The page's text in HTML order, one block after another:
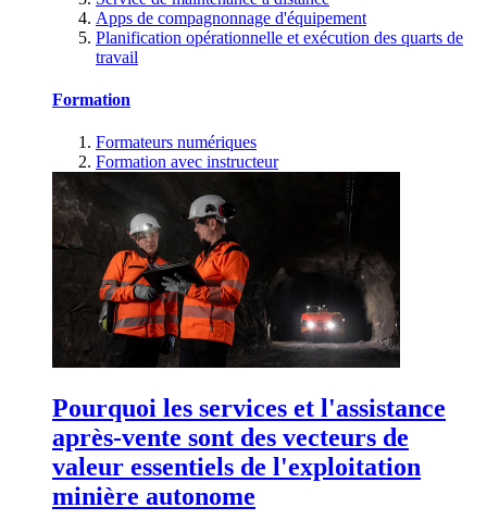
Apps de compagnonnage d'équipement
Planification opérationnelle et exécution des quarts de
travail
Formation
Formateurs numériques
Formation avec instructeur
Pourquoi les services et l'assistance
après-vente sont des vecteurs de
valeur essentiels de l'exploitation
minière autonome